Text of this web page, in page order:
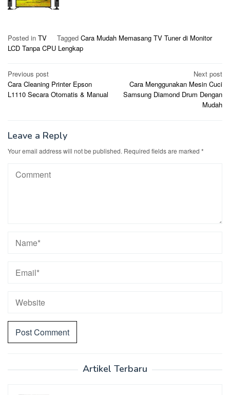
Posted in TV Tagged Cara Mudah Memasang TV Tuner di Monitor
LCD Tanpa CPU Lengkap
Post
navigation
Previous post
Cara Cleaning Printer Epson
L1110 Secara Otomatis & Manual
Next post
Cara Menggunakan Mesin Cuci
Samsung Diamond Drum Dengan
Mudah
Leave a Reply
Your email address will not be published. Required fields are marked *
Artikel Terbaru